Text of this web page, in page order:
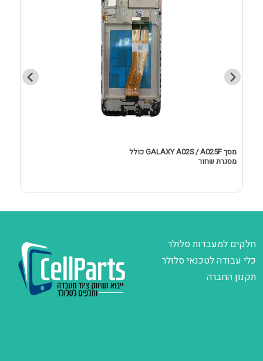
מסך GALAXY A02S / A025F כולל
מסגרת שחור
חלקים למעבדות סלולר
כלי עבודה לטכנאי סלולר
תקנון החברה